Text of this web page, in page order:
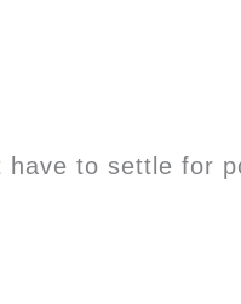
have to settle for